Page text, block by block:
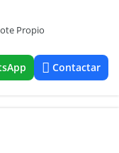
Propio
Contactar